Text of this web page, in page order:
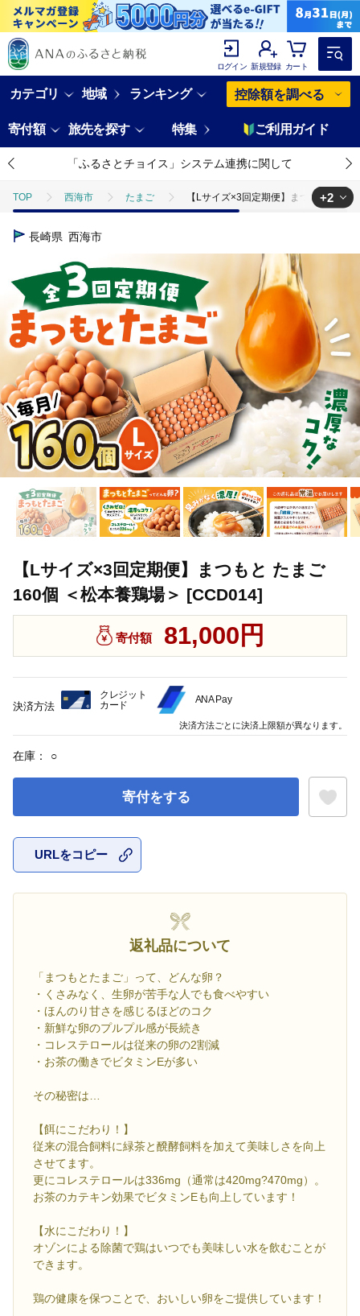
ログイン 新規登録 カート
カテゴリ 地域 ランキング 控除額を調べる
寄付額 旅先を探す 特集 ご利用ガイド
「ふるさとチョイス」システム連携に関して
TOP 西海市 たまご 【Lサイズ×3回定期便】まつもと たま
TOP
卵・乳製品 【Lサイズ×3回定期便】まつもと たま
+2
長崎県 西海市
【Lサイズ×3回定期便】まつもと たまご
160個 ＜松本養鶏場＞ [CCD014]
寄付額 81,000円
在庫： ○
寄付をする
URLをコピー
返礼品について
「まつもとたまご」って、どんな卵？
・くさみなく、生卵が苦手な人でも食べやすい
・ほんのり甘さを感じるほどのコク
・新鮮な卵のプルプル感が長続き
・コレステロールは従来の卵の2割減
・お茶の働きでビタミンEが多い
その秘密は…
【餌にこだわり！】
従来の混合飼料に緑茶と醗酵飼料を加えて美味しさを向上
させてます。
更にコレステロールは336mg（通常は420mg?470mg）。
お茶のカテキン効果でビタミンEも向上しています！
【水にこだわり！】
オゾンによる除菌で鶏はいつでも美味しい水を飲むことが
できます。
鶏の健康を保つことで、おいしい卵をご提供しています！
決済方法
クレジット
カード
ANA Pay
決済方法ごとに決済上限額が異なります。